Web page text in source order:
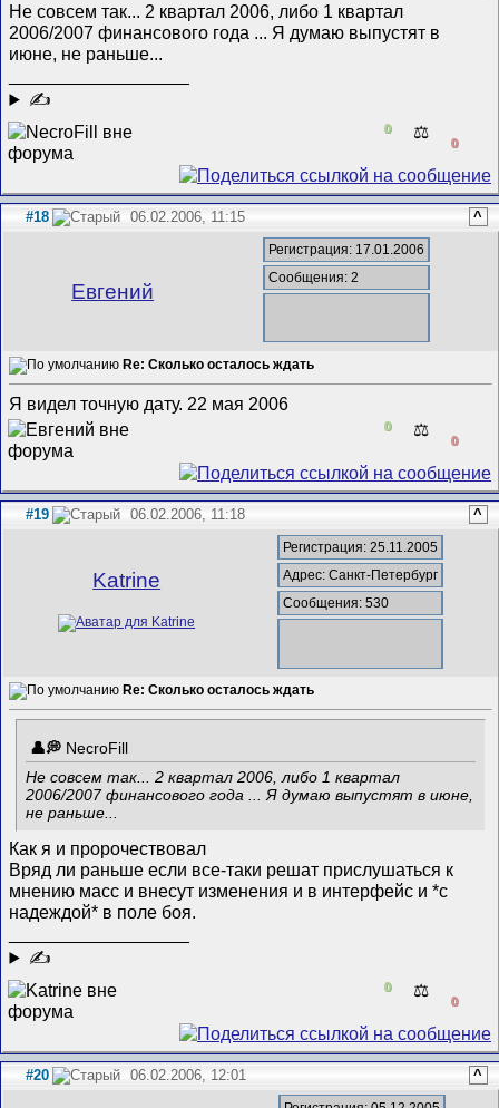
Не совсем так... 2 квартал 2006, либо 1 квартал
2006/2007 финансового года ... Я думаю выпустят в
июне, не раньше...
✍
0 ⚖️
0
#18 06.02.2006, 11:15 ^
Евгений
Регистрация: 17.01.2006
Сообщения: 2
Re: Сколько осталось ждать
Я видел точную дату. 22 мая 2006
0 ⚖️
0
#19 06.02.2006, 11:18 ^
Katrine
Регистрация: 25.11.2005
Адрес: Санкт-Петербург
Сообщения: 530
Re: Сколько осталось ждать
NecroFill
Не совсем так... 2 квартал 2006, либо 1 квартал
2006/2007 финансового года... Я думаю выпустят в июне,
не раньше...
Как я и пророчествовал
Вряд ли раньше если все-таки решат прислушаться к
мнению масс и внесут изменения и в интерфейс и *с
надеждой* в поле боя.
✍
0 ⚖️
0
#20 06.02.2006, 12:01 ^